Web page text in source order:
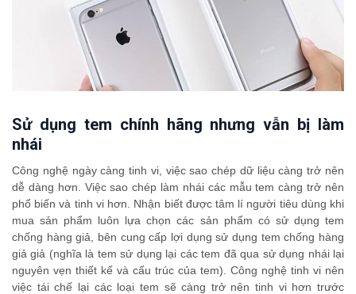
Sử dụng tem chính hãng nhưng vẫn bị làm
nhái
Công nghệ ngày càng tinh vi, việc sao chép dữ liệu càng trở nên
dễ dàng hơn. Việc sao chép làm nhái các mẫu tem càng trở nên
phổ biến và tinh vi hơn. Nhận biết được tâm lí người tiêu dùng khi
mua sản phẩm luôn lựa chọn các sản phẩm có sử dụng tem
chống hàng giả, bên cung cấp lợi dụng sử dụng tem chống hàng
giả giả (nghĩa là tem sử dụng lại các tem đã qua sử dụng nhái lại
nguyên vẹn thiết kế và cấu trúc của tem). Công nghệ tinh vi nên
việc tái chế lại các loại tem sẽ càng trở nên tinh vi hơn trước